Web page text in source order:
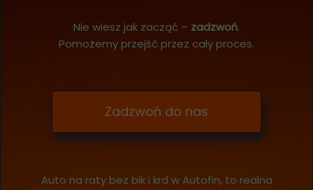
Nie wiesz jak zacząć – zadzwoń.
Pomożemy przejść przez cały proces.
Zadzwoń do nas
Auto na raty bez bik i krd w Autofin, to realna